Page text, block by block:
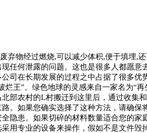
弃物经过燃烧,可以减少体积,便于填埋,
任何泄露的问题。这也是很多人都愿
司在长期发展的过程之中占据了很多
王”。绿色地球的灵感来自一家名为“
部农村的L村搬迁到这里后，通过收
如果您确实选择了这种方法，请确
隐患。如果切碎的材料数量适合您的
用专业的设备来操作，假如不是文件